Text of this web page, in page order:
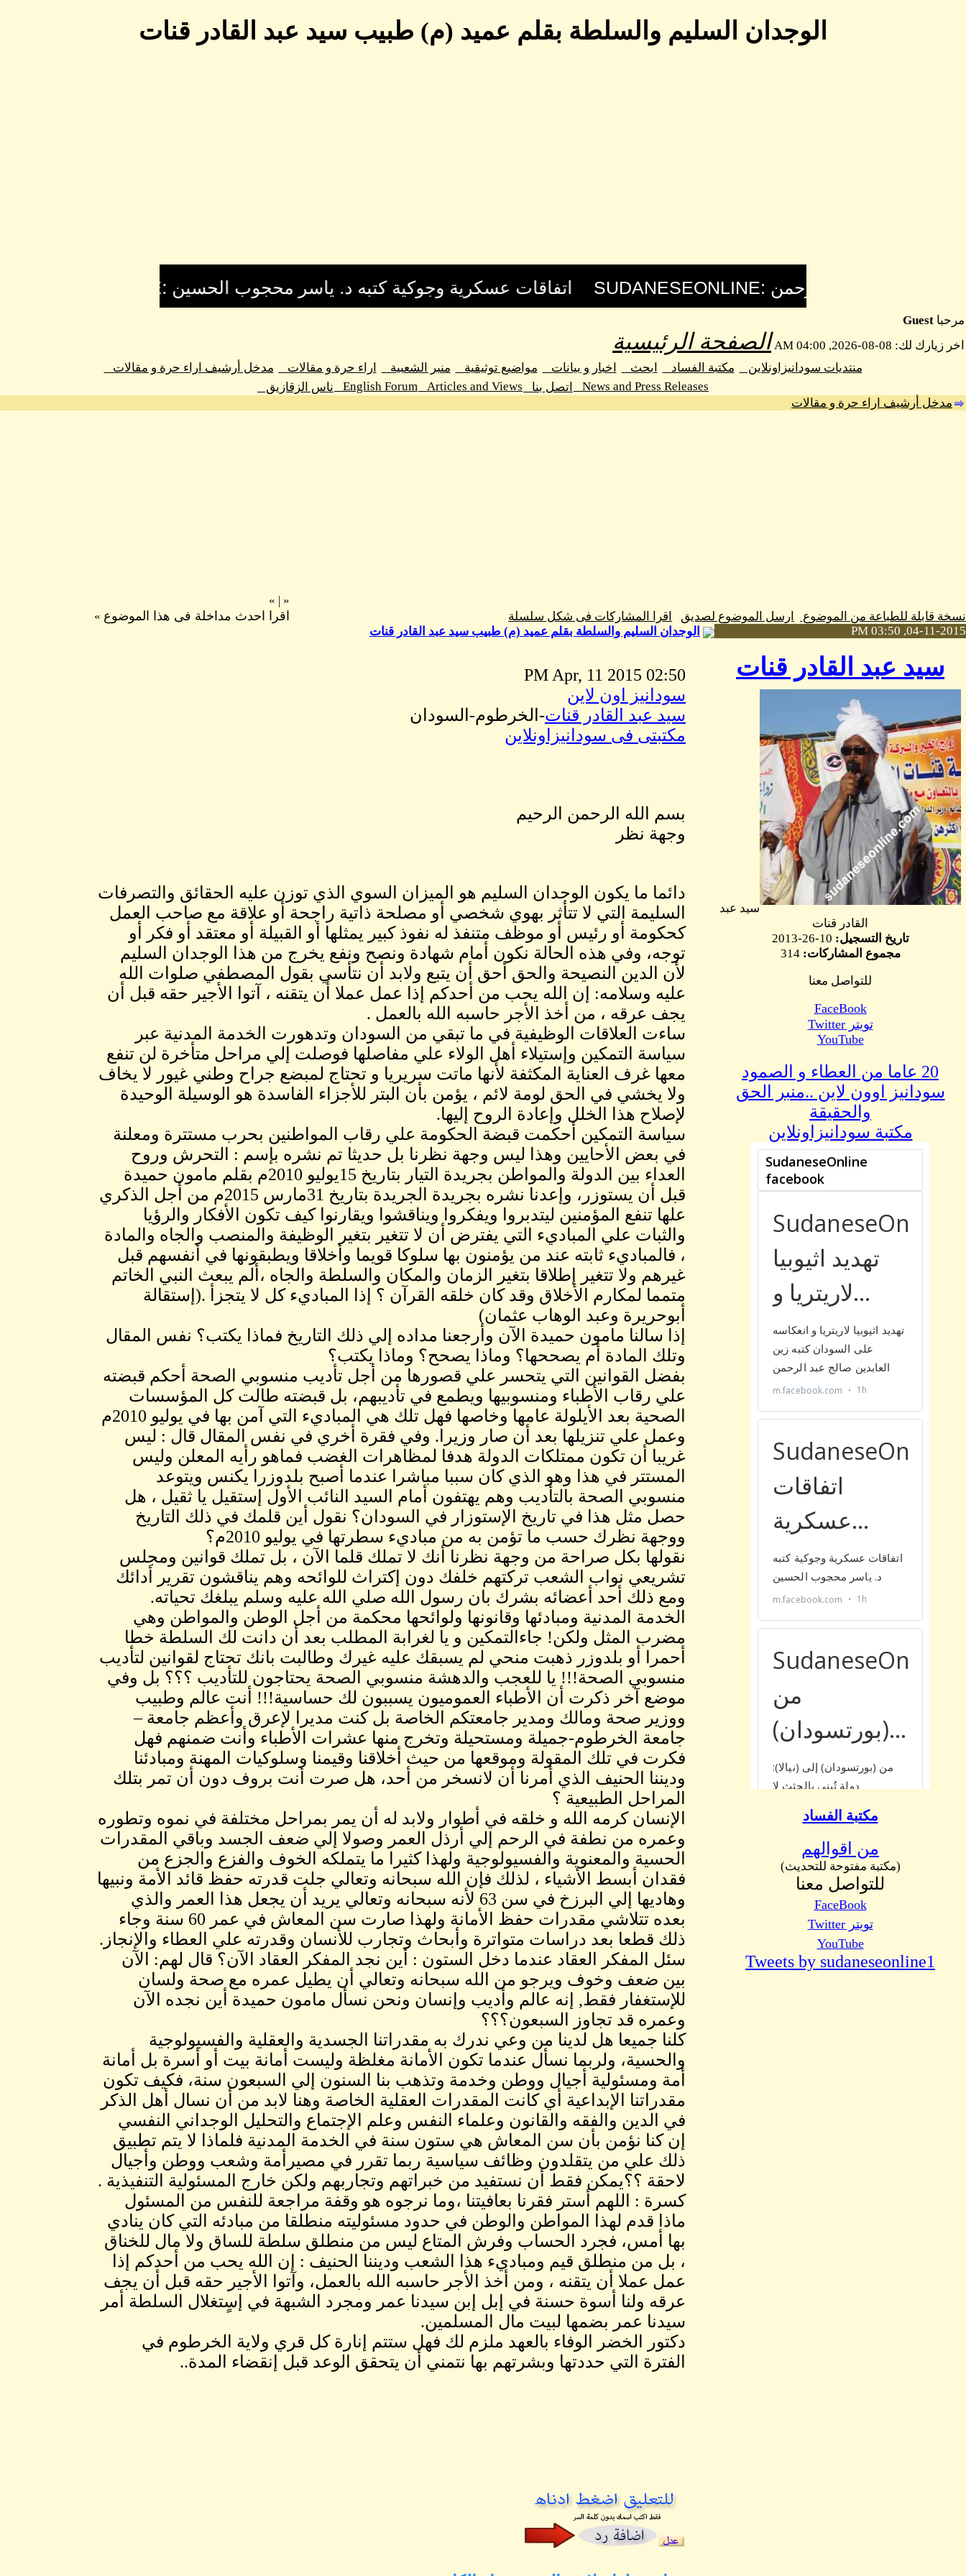
الوجدان السليم والسلطة بقلم عميد (م) طبيب سيد عبد القادر قنات
مرحبا Guest
اخر زيارك لك: 08-08-2026, 04:00 AM
الصفحة الرئيسية
منتديات سودانيزاونلاين مكتبة الفساد ابحث اخبار و بيانات مواضيع توثيقية منبر الشعبية اراء حرة و مقالات
مدخل أرشيف اراء حرة و مقالات
News and Press Releases
اتصل بنا Articles and Views
English Forum
ناس الزقازيق
مدخل أرشيف اراء حرة و مقالات
نسخة قابلة للطباعة من الموضوع ارسل الموضوع لصديق اقرا المشاركات فى شكل سلسلة
«
|
»
اقرا احدث مداخلة فى هذا الموضوع »
04-11-2015, 03:50 PM
سيد عبد القادر قنات
سيد عبد
القادر قنات
تاريخ التسجيل:
مجموع المشاركات: 314
للتواصل معنا
FaceBook
تويتر Twitter
YouTube
20 عاما من العطاء و الصمود
سودانيز اوون لاين ..منبر الحق
والحقيقة
مكتبة سودانيزاونلاين
مكتبة الفساد
من اقوالهم
(مكتبة مفتوحة للتحديث)
للتواصل معنا
FaceBook
تويتر Twitter
YouTube
Tweets by sudaneseonline1
الوجدان السليم والسلطة بقلم عميد (م) طبيب سيد عبد القادر قنات
02:50 PM Apr, 11 2015
سودانيز اون لاين
سيد عبد القادر قنات-الخرطوم-السودان
مكتبتى فى سودانيزاونلاين
بسم الله الرحمن الرحيم
وجهة نظر
دائما ما يكون الوجدان السليم هو الميزان السوي الذي توزن عليه الحقائق والتصرفات
السليمة التي لا تتأثر بهوي شخصي أو مصلحة ذاتية راجحة أو علاقة مع صاحب العمل
كحكومة أو رئيس أو موظف متنفذ له نفوذ كبير يمثلها أو القبيلة أو معتقد أو فكر أو
توجه، وفي هذه الحالة نكون أمام شهادة ونصح ونفع يخرج من هذا الوجدان السليم
لأن الدين النصيحة والحق أحق أن يتبع ولابد أن نتأسي بقول المصطفي صلوات الله
عليه وسلامه: إن الله يحب من أحدكم إذا عمل عملا أن يتقنه ، آتوا الأجير حقه قبل أن
يجف عرقه ، من أخذ الأجر حاسبه الله بالعمل .
ساءت العلاقات الوظيفية في ما تبقي من السودان وتدهورت الخدمة المدنية عبر
سياسة التمكين وإستيلاء أهل الولاء علي مفاصلها فوصلت إلي مراحل متأخرة لن تنفع
معها غرف العناية المكثفة لأنها ماتت سريريا و تحتاج لمبضع جراح وطني غيور لا يخاف
ولا يخشي في الحق لومة لائم ، يؤمن بأن البتر للأجزاء الفاسدة هو الوسيلة الوحيدة
لإصلاح هذا الخلل وإعادة الروح إليها.
سياسة التمكين أحكمت قبضة الحكومة علي رقاب المواطنين بحرب مستترة ومعلنة
في بعض الأحايين وهذا ليس وجهة نظرنا بل حديثا تم نشره بإسم : التحرش وروح
العداء بين الدولة والمواطن بجريدة التيار بتاريخ 15يوليو 2010م بقلم مامون حميدة
قبل أن يستوزر، وإعدنا نشره بجريدة الجريدة بتاريخ 31مارس 2015م من أجل الذكري
علها تنفع المؤمنين ليتدبروا ويفكروا ويناقشوا ويقارنوا كيف تكون الأفكار والرؤيا
والثبات علي المباديء التي يفترض أن لا تتغير بتغير الوظيفة والمنصب والجاه والمادة
، فالمباديء ثابته عند من يؤمنون بها سلوكا قويما وأخلاقا ويطبقونها في أنفسهم قبل
غيرهم ولا تتغير إطلاقا بتغير الزمان والمكان والسلطة والجاه ،ألم يبعث النبي الخاتم
متمما لمكارم الأخلاق وقد كان خلقه القرآن ؟ إذا المباديء كل لا يتجزأ .(إستقالة
أبوحريرة وعبد الوهاب عثمان)
إذا سالنا مامون حميدة الآن وأرجعنا مداده إلي ذلك التاريخ فماذا يكتب؟ نفس المقال
وتلك المادة أم يصححها؟ وماذا يصحح؟ وماذا يكتب؟
بفضل القوانين التي يتحسر علي قصورها من أجل تأديب منسوبي الصحة أحكم قبضته
علي رقاب الأطباء ومنسوبيها ويطمع في تأديبهم، بل قبضته طالت كل المؤسسات
الصحية بعد الأيلولة عامها وخاصها فهل تلك هي المباديء التي آمن بها في يوليو 2010م
وعمل علي تنزيلها بعد أن صار وزيرا. وفي فقرة أخري في نفس المقال قال : ليس
غريبا أن تكون ممتلكات الدولة هدفا لمظاهرات الغضب فماهو رأيه المعلن وليس
المستتر في هذا وهو الذي كان سببا مباشرا عندما أصبح بلدوزرا يكنس ويتوعد
منسوبي الصحة بالتأديب وهم يهتفون أمام السيد النائب الأول إستقيل يا ثقيل ، هل
حصل مثل هذا في تاريخ الإستوزار في السودان؟ نقول أين قلمك في ذلك التاريخ
ووجهة نظرك حسب ما تؤمن به من مباديء سطرتها في يوليو 2010م؟
نقولها بكل صراحة من وجهة نظرنا أنك لا تملك قلما الآن ، بل تملك قوانين ومجلس
تشريعي نواب الشعب تركتهم خلفك دون إكتراث للوائحه وهم يناقشون تقرير أدائك
ومع ذلك أحد أعضائه بشرك بان رسول الله صلي الله عليه وسلم يبلغك تحياته.
الخدمة المدنية ومبادئها وقانونها ولوائحها محكمة من أجل الوطن والمواطن وهي
مضرب المثل ولكن! جاءالتمكين و يا لغرابة المطلب بعد أن دانت لك السلطة خطا
أحمرا أو بلدوزر ذهبت منحي لم يسبقك عليه غيرك وطالبت بانك تحتاج لقوانين لتأديب
منسوبي الصحة!!! يا للعجب والدهشة منسوبي الصحة يحتاجون للتأديب ؟؟؟ بل وفي
موضع آخر ذكرت أن الأطباء العموميون يسببون لك حساسية!!! أنت عالم وطبيب
ووزير صحة ومالك ومدير جامعتكم الخاصة بل كنت مديرا لإعرق وأعظم جامعة –
جامعة الخرطوم-جميلة ومستحيلة وتخرج منها عشرات الأطباء وأنت ضمنهم فهل
فكرت في تلك المقولة وموقعها من حيث أخلاقنا وقيمنا وسلوكيات المهنة ومبادئنا
وديننا الحنيف الذي أمرنا أن لانسخر من أحد، هل صرت أنت بروف دون أن تمر بتلك
المراحل الطبيعية ؟
الإنسان كرمه الله و خلقه في أطوار ولابد له أن يمر بمراحل مختلفة في نموه وتطوره
وعمره من نطفة في الرحم إلي أرذل العمر وصولا إلي ضعف الجسد وباقي المقدرات
الحسية والمعنوية والفسيولوجية ولهذا كثيرا ما يتملكه الخوف والفزع والجزع من
فقدان أبسط الأشياء ، لذلك فإن الله سبحانه وتعالي جلت قدرته حفظ قائد الأمة ونبيها
وهاديها إلي البرزخ في سن 63 لأنه سبحانه وتعالي يريد أن يجعل هذا العمر والذي
بعده تتلاشي مقدرات حفظ الأمانة ولهذا صارت سن المعاش في عمر 60 سنة وجاء
ذلك قطعا بعد دراسات متواترة وأبحاث وتجارب للأنسان وقدرته علي العطاء والإنجاز.
سئل المفكر العقاد عندما دخل الستون : أين نجد المفكر العقاد الآن؟ قال لهم: الآن
بين ضعف وخوف ويرجو من الله سبحانه وتعالي أن يطيل عمره مع صحة ولسان
للإستغفار فقط, إنه عالم وأديب وإنسان ونحن نسأل مامون حميدة أين نجده الآن
وعمره قد تجاوز السبعون؟؟؟
كلنا جميعا هل لدينا من وعي ندرك به مقدراتنا الجسدية والعقلية والفسيولوجية
والحسية، ولربما نسأل عندما تكون الأمانة مغلظة وليست أمانة بيت أو أسرة بل أمانة
أمة ومسئولية أجيال ووطن وخدمة وتذهب بنا السنون إلي السبعون سنة، فكيف تكون
مقدراتنا الإبداعية أي كانت المقدرات العقلية الخاصة وهنا لابد من أن نسال أهل الذكر
في الدين والفقه والقانون وعلماء النفس وعلم الإجتماع والتحليل الوجداني النفسي
إن كنا نؤمن بأن سن المعاش هي ستون سنة في الخدمة المدنية فلماذا لا يتم تطبيق
ذلك علي من يتقلدون وظائف سياسية ربما تقرر في مصيرأمة وشعب ووطن وأجيال
لاحقة ؟؟يمكن فقط أن نستفيد من خبراتهم وتجاربهم ولكن خارج المسئولية التنفيذية .
كسرة : اللهم أستر فقرنا بعافيتنا ،وما نرجوه هو وقفة مراجعة للنفس من المسئول
ماذا قدم لهذا المواطن والوطن في حدود مسئوليته منطلقا من مبادئه التي كان ينادي
بها أمس، فجرد الحساب وفرش المتاع ليس من منطلق سلطة للساق ولا مال للخناق
، بل من منطلق قيم ومباديء هذا الشعب وديننا الحنيف : إن الله يحب من أحدكم إذا
عمل عملا أن يتقنه ، ومن أخذ الأجر حاسبه الله بالعمل، وآتوا الأجير حقه قبل أن يجف
عرقه ولنا أسوة حسنة في إبل إبن سيدنا عمر ومجرد الشبهة في إسٍتغلال السلطة أمر
سيدنا عمر بضمها لبيت مال المسلمين.
دكتور الخضر الوفاء بالعهد ملزم لك فهل ستتم إنارة كل قري ولاية الخرطوم في
الفترة التي حددتها وبشرتهم بها نتمني أن يتحقق الوعد قبل إنقضاء المدة..